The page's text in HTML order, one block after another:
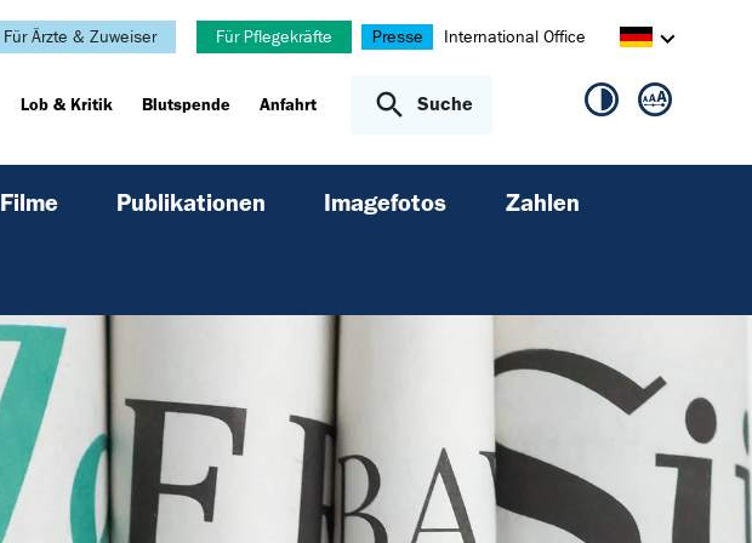
Für Ärzte & Zuweiser Für Pflegekräfte Presse International Office
Lob & Kritik Blutspende Anfahrt Suche
Filme Publikationen Imagefotos Zahlen